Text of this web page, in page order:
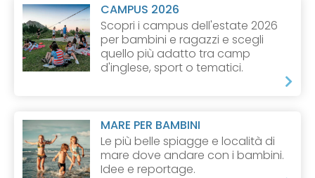
CAMPUS 2026
Scopri i campus dell'estate 2026
per bambini e ragazzi e scegli
quello più adatto tra camp
d'inglese, sport o tematici.
MARE PER BAMBINI
Le più belle spiagge e località di
mare dove andare con i bambini.
Idee e reportage.